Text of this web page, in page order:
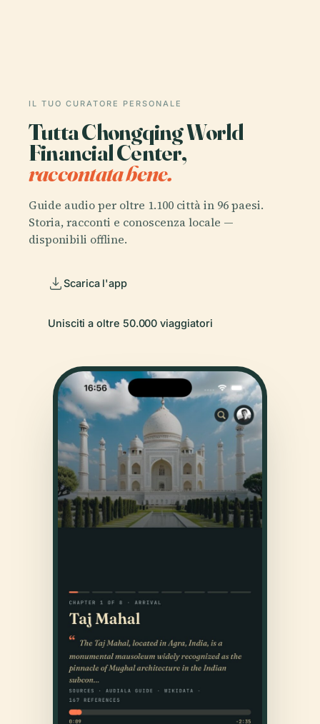
IL TUO CURATORE PERSONALE
Tutta Chongqing World
Financial Center,
raccontata bene.
Guide audio per oltre 1.100 città in 96 paesi.
Storia, racconti e conoscenza locale —
disponibili offline.
Scarica l'app
Unisciti a oltre 50.000 viaggiatori